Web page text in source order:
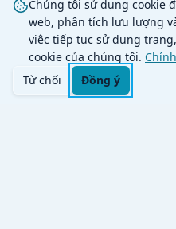
Chúng tôi sử dụng cookie
web, phân tích lưu lượng
việc tiếp tục sử dụng
cookie của chúng tôi.
Từ chối
Đồng ý
Trang chủ Danh mục